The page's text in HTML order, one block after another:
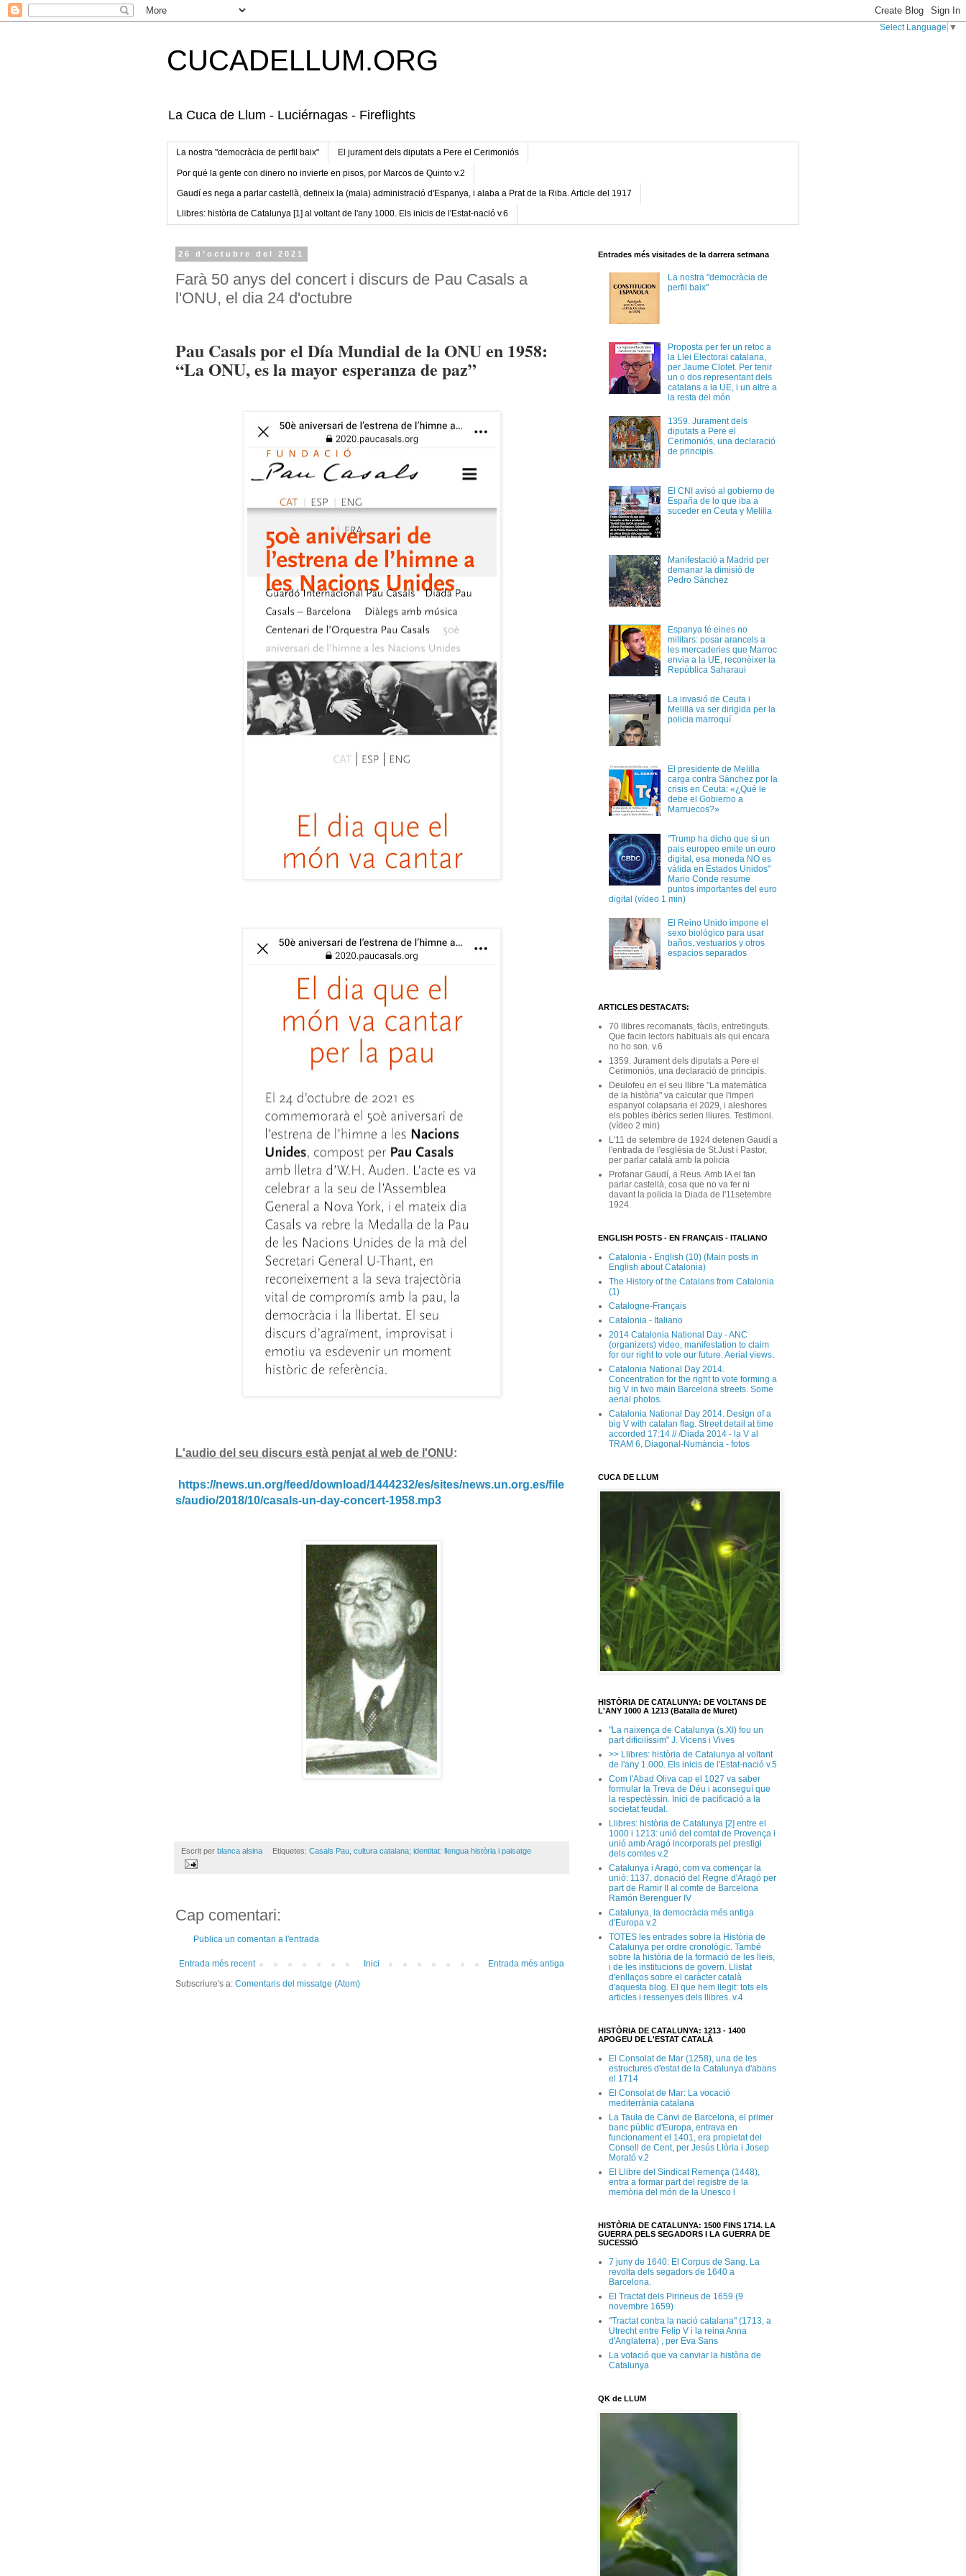
Select Language ▼
CUCADELLUM.ORG
La Cuca de Llum - Luciérnagas - Fireflights
La nostra "democràcia de perfil baix" El jurament dels diputats a Pere el Cerimoniós
Por qué la gente con dinero no invierte en pisos, por Marcos de Quinto v.2
Gaudí es nega a parlar castellà, defineix la (mala) administració d'Espanya, i alaba a Prat de la Riba. Article del 1917
Llibres: història de Catalunya [1] al voltant de l'any 1000. Els inicis de l'Estat-nació v.6
26 d’octubre del 2021
Farà 50 anys del concert i discurs de Pau Casals a
l'ONU, el dia 24 d'octubre
Pau Casals por el Día Mundial de la ONU en 1958:
“La ONU, es la mayor esperanza de paz”
L'audio del seu discurs està penjat al web de l'ONU:
https://news.un.org/feed/download/1444232/es/sites/news.un.org.es/file
s/audio/2018/10/casals-un-day-concert-1958.mp3
Escrit per blanca alsina Etiquetes: Casals Pau, cultura catalana; identitat: llengua història i paisatge
Cap comentari:
Publica un comentari a l'entrada
Entrada més recent Entrada més antiga
Inici
Subscriure's a: Comentaris del missatge (Atom)
Entrades més visitades de la darrera setmana
La nostra "democràcia de
perfil baix"
Proposta per fer un retoc a
la Llei Electoral catalana,
per Jaume Clotet. Per tenir
un o dos representant dels
catalans a la UE, i un altre a
la resta del món
1359. Jurament dels
diputats a Pere el
Cerimoniós, una declaració
de principis.
El CNI avisó al gobierno de
España de lo que iba a
suceder en Ceuta y Melilla
Manifestació a Madrid per
demanar la dimisió de
Pedro Sánchez
Espanya té eines no
militars: posar arancels a
les mercaderies que Marroc
envia a la UE, reconèixer la
República Saharaui
La invasió de Ceuta i
Melilla va ser dirigida per la
policia marroquí
El presidente de Melilla
carga contra Sánchez por la
crisis en Ceuta: «¿Qué le
debe el Gobierno a
Marruecos?»
"Trump ha dicho que si un
pais europeo emite un euro
digital, esa moneda NO es
válida en Estados Unidos"
Mario Conde resume
puntos importantes del euro
digital (vídeo 1 min)
El Reino Unido impone el
sexo biológico para usar
baños, vestuarios y otros
espacios separados
ARTICLES DESTACATS:
70 llibres recomanats, fàcils, entretinguts.
Que facin lectors habituals als qui encara
no ho son. v.6
1359. Jurament dels diputats a Pere el
Cerimoniós, una declaració de principis.
Deulofeu en el seu llibre "La matemàtica
de la història" va calcular que l'imperi
espanyol colapsaria el 2029, i aleshores
els pobles ibèrics serien lliures. Testimoni.
(vídeo 2 min)
L'11 de setembre de 1924 detenen Gaudí a
l'entrada de l'església de St.Just i Pastor,
per parlar català amb la policia
Profanar Gaudí, a Reus. Amb IA el fan
parlar castellà, cosa que no va fer ni
davant la policia la Diada de l'11setembre
1924.
ENGLISH POSTS - EN FRANÇAIS - ITALIANO
Catalonia - English (10) (Main posts in
English about Catalonia)
The History of the Catalans from Catalonia
(1)
Catalogne-Français
Catalonia - Italiano
2014 Catalonia National Day - ANC
(organizers) video, manifestation to claim
for our right to vote our future. Aerial views.
Catalonia National Day 2014.
Concentration for the right to vote forming a
big V in two main Barcelona streets. Some
aerial photos.
Catalonia National Day 2014. Design of a
big V with catalan flag. Street detail at time
accorded 17:14 // /Diada 2014 - la V al
TRAM 6, Diagonal-Numància - fotos
CUCA DE LLUM
HISTÒRIA DE CATALUNYA: DE VOLTANS DE
L'ANY 1000 A 1213 (Batalla de Muret)
"La naixença de Catalunya (s.XI) fou un
part dificilíssim" J. Vicens i Vives
>> Llibres: història de Catalunya al voltant
de l'any 1.000. Els inicis de l'Estat-nació v.5
Com l'Abad Oliva cap el 1027 va saber
formular la Treva de Déu i aconseguí que
la respectèssin. Inici de pacificació a la
societat feudal.
Llibres: història de Catalunya [2] entre el
1000 i 1213: unió del comtat de Provença i
unió amb Aragó incorporats pel prestigi
dels comtes v.2
Catalunya i Aragó, com va començar la
unió: 1137, donació del Regne d'Aragó per
part de Ramir II al comte de Barcelona
Ramón Berenguer IV
Catalunya, la democràcia més antiga
d'Europa v.2
TOTES les entrades sobre la Història de
Catalunya per ordre cronològic. També
sobre la història de la formació de les lleis,
i de les institucions de govern. Llistat
d'enllaços sobre el caràcter català
d'aquesta blog. El que hem llegit: tots els
articles i ressenyes dels llibres. v.4
HISTÒRIA DE CATALUNYA: 1213 - 1400
APOGEU DE L'ESTAT CATALÀ
El Consolat de Mar (1258), una de les
estructures d'estat de la Catalunya d'abans
el 1714
El Consolat de Mar: La vocació
mediterrània catalana
La Taula de Canvi de Barcelona, el primer
banc públic d'Europa, entrava en
funcionament el 1401, era propietat del
Consell de Cent, per Jesús Llòria i Josep
Morató v.2
El Llibre del Sindicat Remença (1448),
entra a formar part del registre de la
memòria del món de la Unesco l
HISTÒRIA DE CATALUNYA: 1500 FINS 1714. LA
GUERRA DELS SEGADORS I LA GUERRA DE
SUCESSIÓ
7 juny de 1640: El Corpus de Sang. La
revolta dels segadors de 1640 a
Barcelona.
El Tractat dels Pirineus de 1659 (9
novembre 1659)
"Tractat contra la nació catalana" (1713, a
Utrecht entre Felip V i la reina Anna
d'Anglaterra) , per Eva Sans
La votació que va canviar la història de
Catalunya
QK de LLUM